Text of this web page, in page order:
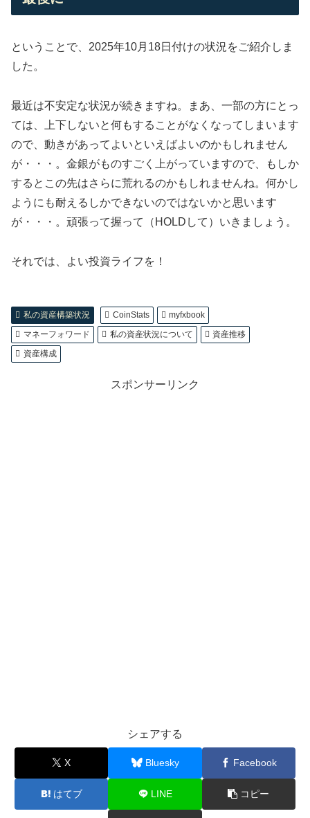
ということで、2025年10月18日付けの状況をご紹介しま
した。
最近は不安定な状況が続きますね。まあ、一部の方にとっ
ては、上下しないと何もすることがなくなってしまいます
ので、動きがあってよいといえばよいのかもしれません
が・・・。金銀がものすごく上がっていますので、もしか
するとこの先はさらに荒れるのかもしれませんね。何かし
ようにも耐えるしかできないのではないかと思います
が・・・。頑張って握って（HOLDして）いきましょう。
それでは、よい投資ライフを！
私の資産構築状況 CoinStats
myfxbook
マネーフォワード
私の資産状況について
資産推移
資産構成
スポンサーリンク
シェアする
X Bluesky Facebook
はてブ LINE コピー